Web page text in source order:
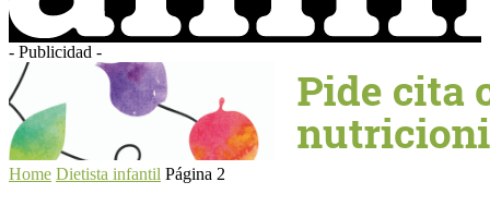
- Publicidad -
Home Dietista infantil Página 2